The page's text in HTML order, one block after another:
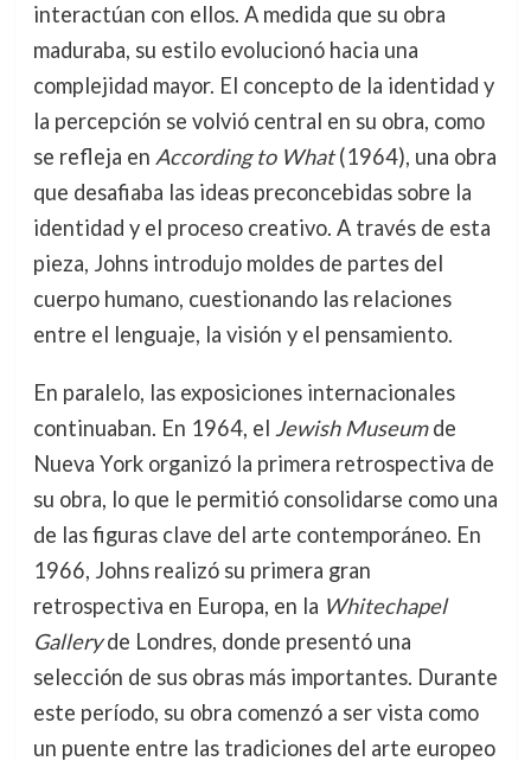
interactúan con ellos. A medida que su obra
maduraba, su estilo evolucionó hacia una
complejidad mayor. El concepto de la identidad y
la percepción se volvió central en su obra, como
se refleja en According to What(1964), una obra
que desafiaba las ideas preconcebidas sobre la
identidad y el proceso creativo. A través de esta
pieza, Johns introdujo moldes de partes del
cuerpo humano, cuestionando las relaciones
entre el lenguaje, la visión y el pensamiento.
En paralelo, las exposiciones internacionales
continuaban. En 1964, el Jewish Museumde
Nueva York organizó la primera retrospectiva de
su obra, lo que le permitió consolidarse como una
de las figuras clave del arte contemporáneo. En
1966, Johns realizó su primera gran
retrospectiva en Europa, en la Whitechapel
Galleryde Londres, donde presentó una
selección de sus obras más importantes. Durante
este período, su obra comenzó a ser vista como
un puente entre las tradiciones del arte europeo